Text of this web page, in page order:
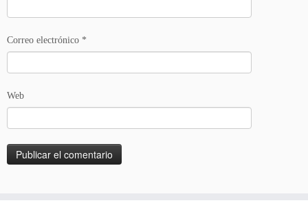
Correo electrónico *
Web